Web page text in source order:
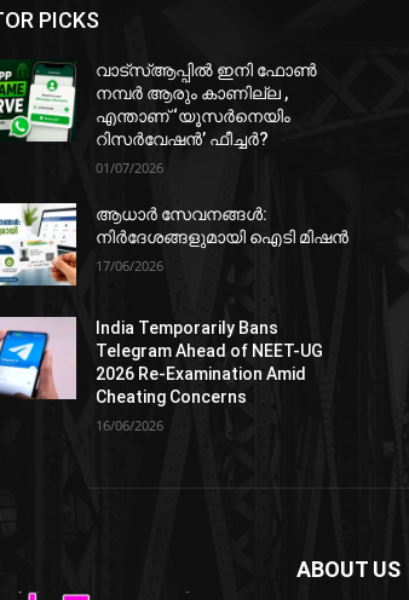
PICKS
വാട്‌സ്ആപ്പിൽ ഇനി ഫോൺ
നമ്പർ ആരും കാണില്ല ,
എന്താണ് ‘യൂസർനെയിം
റിസർവേഷൻ’ ഫീച്ചർ?
01/07/2026
ആധാർ സേവനങ്ങൾ:
നിർദേശങ്ങളുമായി ഐടി മിഷൻ
17/06/2026
India Temporarily Bans
Telegram Ahead of NEET-UG
2026 Re-Examination Amid
Cheating Concerns
16/06/2026
ABOUT US